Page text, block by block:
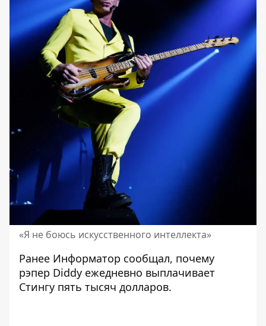
«Я не боюсь искусственного интеллекта»
Ранее Информатор сообщал, почему
рэпер Diddy ежедневно выплачивает
Стингу пять тысяч долларов.